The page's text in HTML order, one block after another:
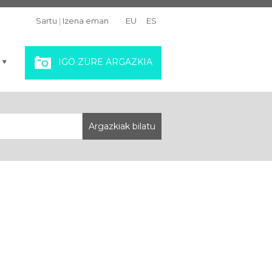
Sartu | Izena eman EU ES
IGO ZURE ARGAZKIA